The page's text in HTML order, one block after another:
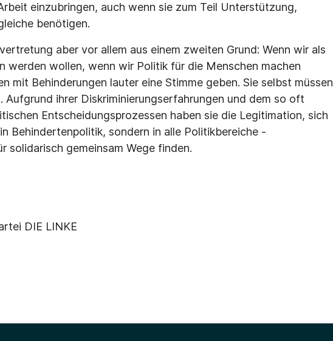
einzubringen, auch wenn sie zum Teil Unterstützung,
benötigen.
aber vor allem aus einem zweiten Grund: Wenn wir als
werden wollen, wenn wir Politik für die Menschen machen
mit Behinderungen lauter eine Stimme geben. Sie selbst müssen
Aufgrund ihrer Diskriminierungserfahrungen und dem so oft
Entscheidungsprozessen haben sie die Legitimation, sich
Behindertenpolitik, sondern in alle Politikbereiche -
solidarisch gemeinsam Wege finden.
DIE LINKE